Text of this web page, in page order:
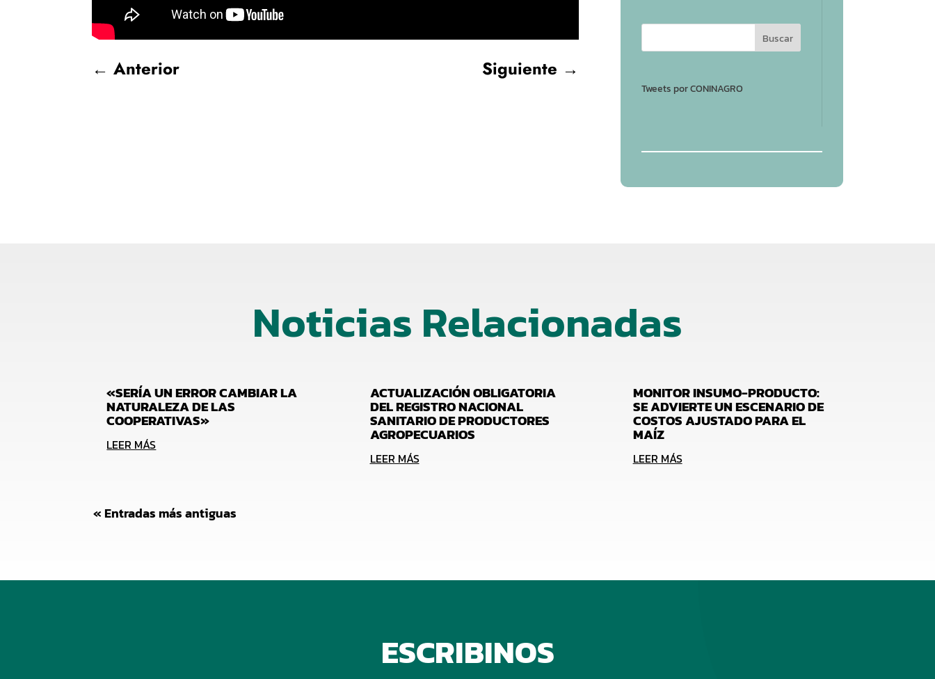
← Anterior Siguiente →
Tweets por CONINAGRO
Noticias Relacionadas
«SERÍA UN ERROR CAMBIAR LA
NATURALEZA DE LAS
COOPERATIVAS»
LEER MÁS
ACTUALIZACIÓN OBLIGATORIA
DEL REGISTRO NACIONAL
SANITARIO DE PRODUCTORES
AGROPECUARIOS
LEER MÁS
MONITOR INSUMO-PRODUCTO:
SE ADVIERTE UN ESCENARIO DE
COSTOS AJUSTADO PARA EL
MAÍZ
LEER MÁS
« Entradas más antiguas
ESCRIBINOS